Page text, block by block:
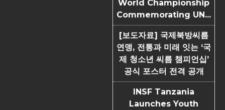
World Championship
Commemorating UN...
[보도자료] 국제북방씨름
연맹, 전통과 미래 잇는 ‘국
제 청소년 씨름 챔피언십’
공식 포스터 전격 공개
INSF Tanzania
Launches Youth